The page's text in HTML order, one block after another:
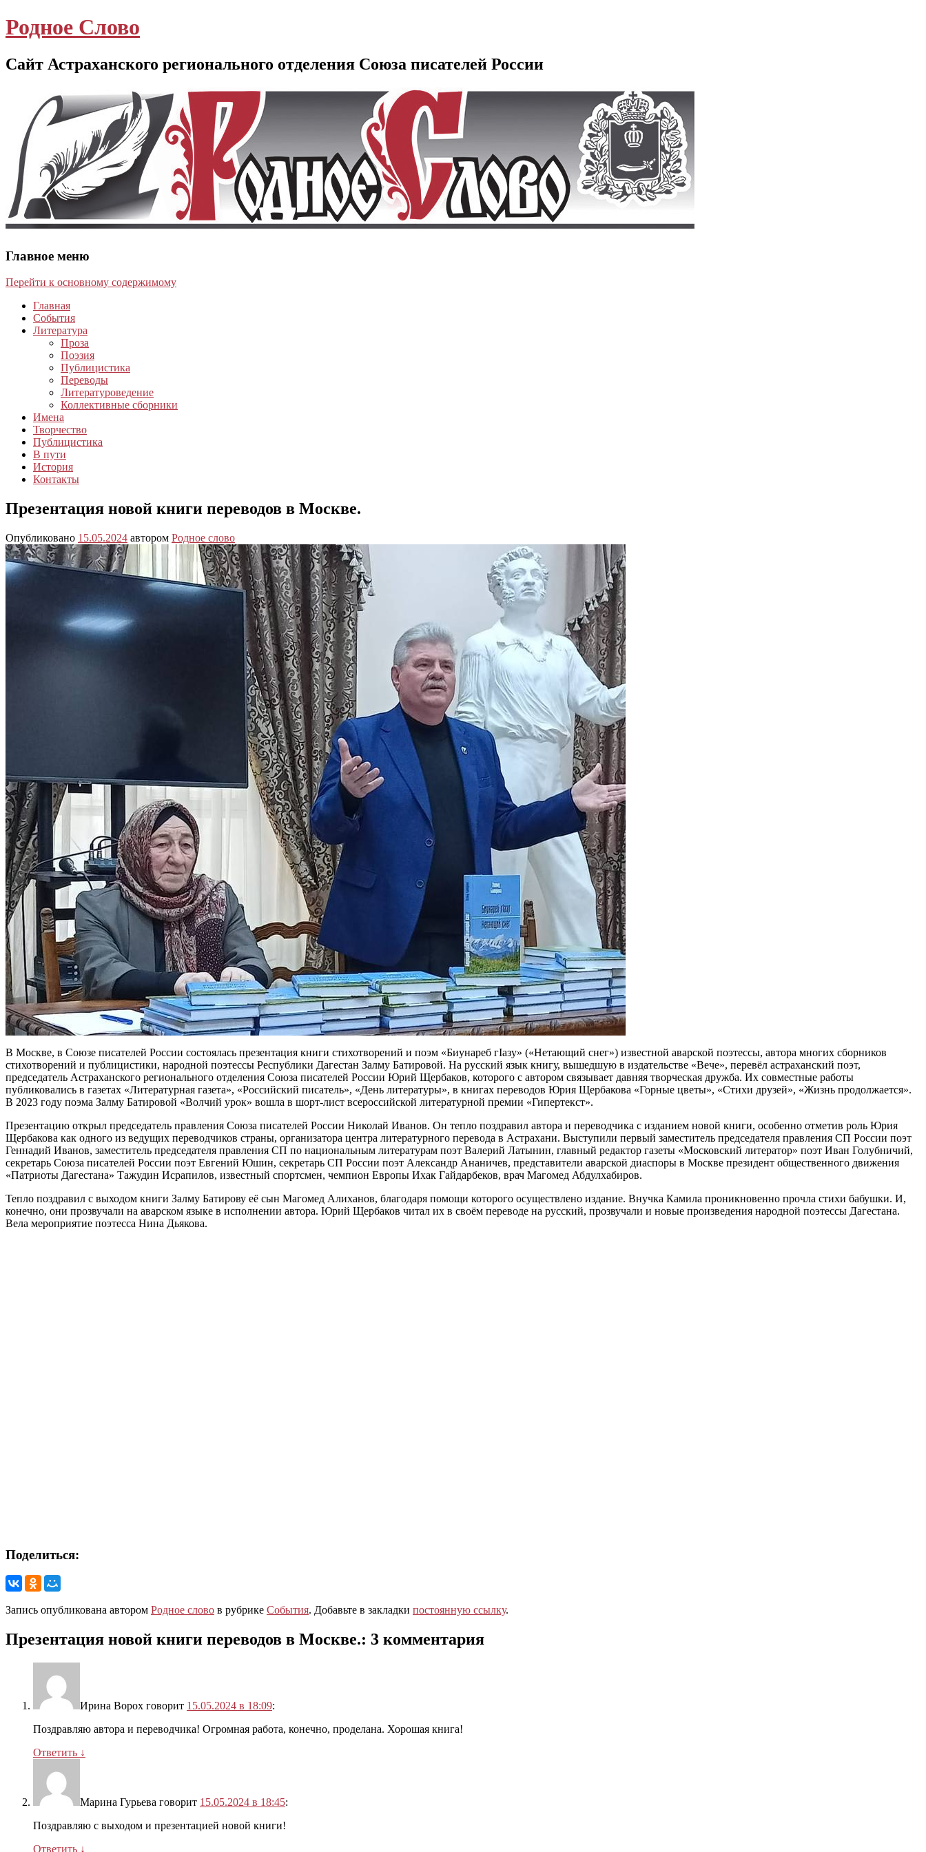
Родное Слово
Сайт Астраханского регионального отделения Союза писателей России
Главное меню
Перейти к основному содержимому
Главная
События
Литература
Проза
Поэзия
Публицистика
Переводы
Литературоведение
Коллективные сборники
Имена
Творчество
Публицистика
В пути
История
Контакты
Презентация новой книги переводов в Москве.
Опубликовано 15.05.2024 автором Родное слово
В Москве, в Союзе писателей России состоялась презентация книги стихотворений и поэм «Биунареб гIазу» («Нетающий снег») известной аварской поэтессы, автора многих сборников
стихотворений и публицистики, народной поэтессы Республики Дагестан Залму Батировой. На русский язык книгу, вышедшую в издательстве «Вече», перевёл астраханский поэт,
председатель Астраханского регионального отделения Союза писателей России Юрий Щербаков, которого с автором связывает давняя творческая дружба. Их совместные работы
публиковались в газетах «Литературная газета», «Российский писатель», «День литературы», в книгах переводов Юрия Щербакова «Горные цветы», «Стихи друзей», «Жизнь продолжается».
В 2023 году поэма Залму Батировой «Волчий урок» вошла в шорт-лист всероссийской литературной премии «Гипертекст».
Презентацию открыл председатель правления Союза писателей России Николай Иванов. Он тепло поздравил автора и переводчика с изданием новой книги, особенно отметив роль Юрия
Щербакова как одного из ведущих переводчиков страны, организатора центра литературного перевода в Астрахани. Выступили первый заместитель председателя правления СП России поэт
Геннадий Иванов, заместитель председателя правления СП по национальным литературам поэт Валерий Латынин, главный редактор газеты «Московский литератор» поэт Иван Голубничий,
секретарь Союза писателей России поэт Евгений Юшин, секретарь СП России поэт Александр Ананичев, представители аварской диаспоры в Москве президент общественного движения
«Патриоты Дагестана» Тажудин Исрапилов, известный спортсмен, чемпион Европы Ихак Гайдарбеков, врач Магомед Абдулхабиров.
Тепло поздравил с выходом книги Залму Батирову её сын Магомед Алиханов, благодаря помощи которого осуществлено издание. Внучка Камила проникновенно прочла стихи бабушки. И,
конечно, они прозвучали на аварском языке в исполнении автора. Юрий Щербаков читал их в своём переводе на русский, прозвучали и новые произведения народной поэтессы Дагестана.
Вела мероприятие поэтесса Нина Дьякова.
Поделиться:
Запись опубликована автором Родное слово в рубрике События. Добавьте в закладки постоянную ссылку.
Презентация новой книги переводов в Москве.: 3 комментария
Ирина Ворох говорит 15.05.2024 в 18:09:
Поздравляю автора и переводчика! Огромная работа, конечно, проделана. Хорошая книга!
Ответить ↓
Марина Гурьева говорит 15.05.2024 в 18:45:
Поздравляю с выходом и презентацией новой книги!
Ответить ↓